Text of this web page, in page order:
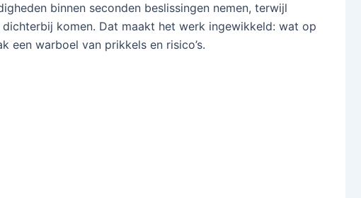
binnen seconden beslissingen nemen, terwijl
komen. Dat maakt het werk ingewikkeld: wat op
een warboel van prikkels en risico’s.